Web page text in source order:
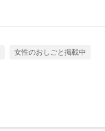
女性のおしごと掲載中